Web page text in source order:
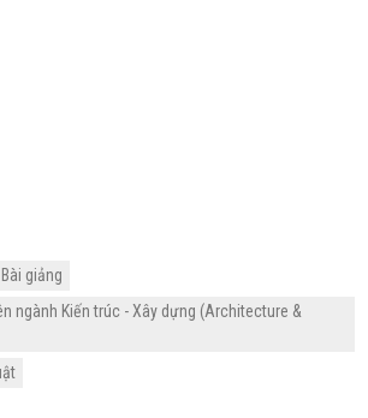
Bài giảng
ngành Kiến trúc - Xây dựng (Architecture &